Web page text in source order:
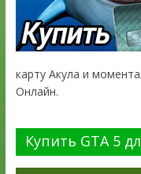
карту Акула и
Онлайн.
Купить GTA 5